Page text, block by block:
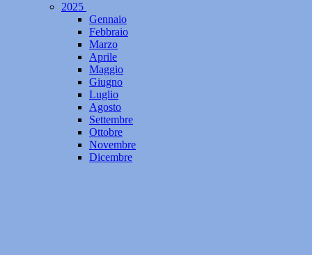
2025
Gennaio
Febbraio
Marzo
Aprile
Maggio
Giugno
Luglio
Agosto
Settembre
Ottobre
Novembre
Dicembre